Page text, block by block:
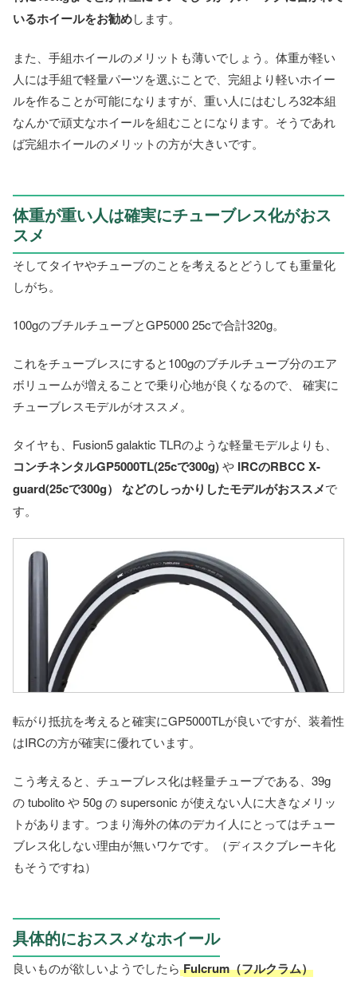
いるホイールをお勧めします。
また、手組ホイールのメリットも薄いでしょう。体重が軽い
人には手組で軽量パーツを選ぶことで、完組より軽いホイー
ルを作ることが可能になりますが、重い人にはむしろ32本組
なんかで頑丈なホイールを組むことになります。そうであれ
ば完組ホイールのメリットの方が大きいです。
体重が重い人は確実にチューブレス化がおス
スメ
そしてタイヤやチューブのことを考えるとどうしても重量化
しがち。
100gのブチルチューブとGP5000 25cで合計320g。
これをチューブレスにすると100gのブチルチューブ分のエア
ボリュームが増えることで乗り心地が良くなるので、 確実に
チューブレスモデルがオススメ。
タイヤも、Fusion5 galaktic TLRのような軽量モデルよりも、
コンチネンタルGP5000TL(25cで300g)や IRCのRBCC X-
guard(25cで300g） などのしっかりしたモデルがおススメで
す。
転がり抵抗を考えると確実にGP5000TLが良いですが、装着性
はIRCの方が確実に優れています。
こう考えると、チューブレス化は軽量チューブである、39g
の tubolito や 50g の supersonic が使えない人に大きなメリッ
トがあります。つまり海外の体のデカイ人にとってはチュー
ブレス化しない理由が無いワケです。（ディスクブレーキ化
もそうですね）
具体的におススメなホイール
良いものが欲しいようでしたら Fulcrum（フルクラム）